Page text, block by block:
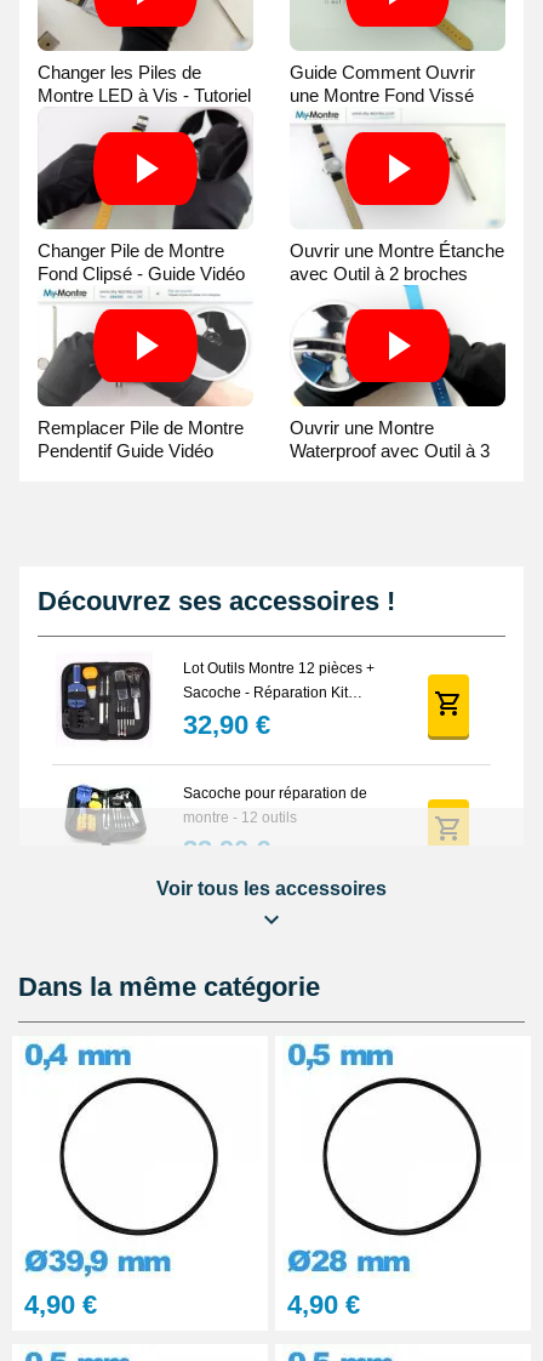
Changer les Piles de
Montre LED à Vis - Tutoriel
Vidéo
Guide Comment Ouvrir
une Montre Fond Vissé
avec une Balle
Changer Pile de Montre
Fond Clipsé - Guide Vidéo
Ouvrir une Montre Étanche
avec Outil à 2 broches
Remplacer Pile de Montre
Pendentif Guide Vidéo
Ouvrir une Montre
Waterproof avec Outil à 3
Découvrez ses accessoires !
Lot Outils Montre 12 pièces +
Sacoche - Réparation Kit
Horlogerie
32,90 €
Sacoche pour réparation de
montre - 12 outils
32,90 €
Lubrijoint – Graisse pour Joint
8,90 €
Kit Réparation Montre
23,90 €
Voir tous les accessoires
Dans la même catégorie
4,90 € 4,90 €